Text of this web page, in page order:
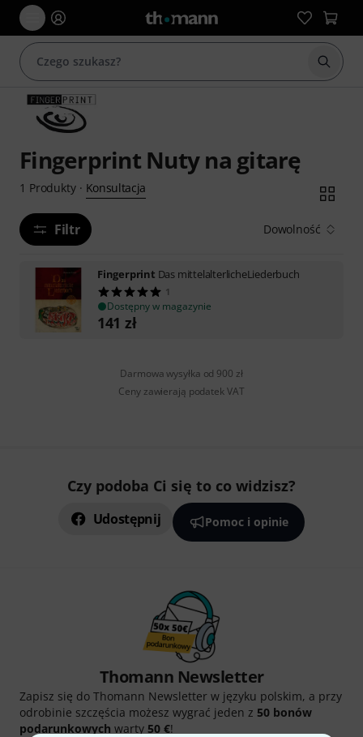
Fingerprint Nuty na gitarę
1 Produkty· Konsultacja
Filtr Dowolność
Fingerprint Das mittelalterlicheLiederbuch
1
Dostępny w magazynie
141 zł
Darmowa wysyłka od 900 zł
Ceny zawierają podatek VAT
Czy podoba Ci się to co widzisz?
Udostępnij Pomoc i opinie
Thomann Newsletter
Zapisz się do Thomann Newsletter w języku polskim, a przy
odrobinie szczęścia możesz wygrać jeden z 50 bonów
podarunkowych warty 50 €!